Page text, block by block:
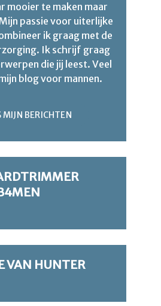
mooier te maken maar
passie voor uiterlijke
ik graag met de
Ik schrijf graag
die jij leest. Veel
blog voor mannen.
MIJN BERICHTEN
VAN HUNTER